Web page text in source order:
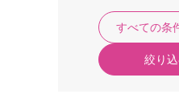
すべての条
絞り